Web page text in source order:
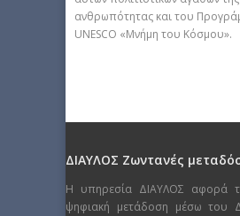
ανθρωπότητας και του
UNESCO «Μνήμη του Κόσμου».
ΔΙΑΥΛΟΣ Ζωντανές
Η υπηρεσία ΔΙΑΥΛΟΣ αφορά
ψηφιακή μετάδοση μέσω του